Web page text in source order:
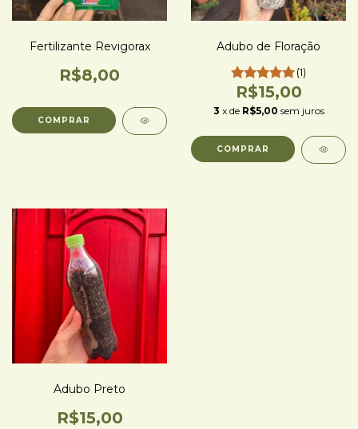
Fertilizante Revigorax
R$8,00
Adubo de Floração
(1)
R$15,00
3 x de R$5,00 sem juros
Adubo Preto
R$15,00